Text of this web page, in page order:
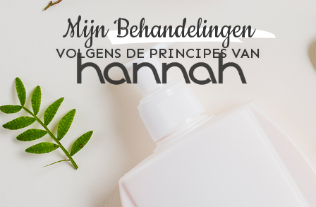
MijnBehandelingen
VOLGENS DE PRINCIPES VAN